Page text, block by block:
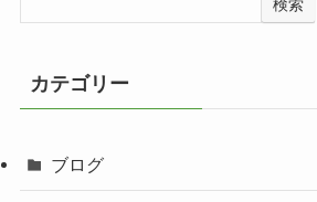
検索
カテゴリー
ブログ